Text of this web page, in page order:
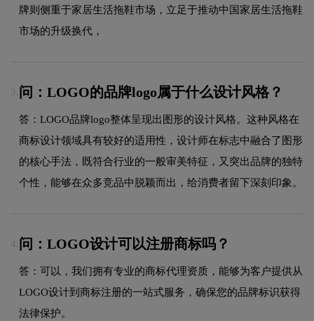
牌则侧重于家居生活拖鞋市场，立足于推动中国家居生活拖鞋
市场的升级换代，
3. 问：LOGO的品牌logo属于什么设计风格？
答：LOGO品牌logo整体呈现出图形的设计风格。这种风格在
商标设计领域具有较好的适用性，设计师在标志中融合了图形
的核心手法，既符合行业的一般审美特征，又突出品牌的独特
个性，能够在众多竞品中脱颖而出，给消费者留下深刻印象。
4. 问：LOGO设计可以注册商标吗？
答：可以，我们拥有专业的商标代理资质，能够为客户提供从
LOGO设计到商标注册的一站式服务，确保您的品牌标识获得
法律保护。